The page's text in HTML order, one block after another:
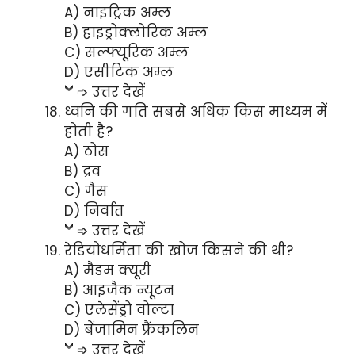
A) नाइट्रिक अम्ल
B) हाइड्रोक्लोरिक अम्ल
C) सल्फ्यूरिक अम्ल
D) एसीटिक अम्ल
➩ उत्तर देखें
ध्वनि की गति सबसे अधिक किस माध्यम में
होती है?
A) ठोस
B) द्रव
C) गैस
D) निर्वात
➩ उत्तर देखें
रेडियोधर्मिता की खोज किसने की थी?
A) मैडम क्यूरी
B) आइजैक न्यूटन
C) एलेसेंड्रो वोल्टा
D) बेंजामिन फ्रैंकलिन
➩ उत्तर देखें